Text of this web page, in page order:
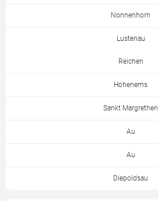
Nonnenhorn
Lustenau
Reichen
Hohenems
Sankt Margrethen
Au
Au
Diepoldsau